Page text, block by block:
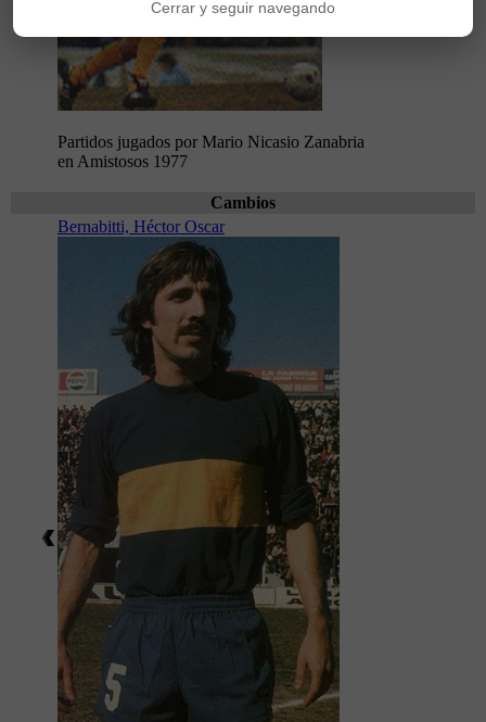
Partidos jugados por Mario Nicasio Zanabria
en Amistosos 1977
Cambios
Bernabitti, Héctor Oscar
Cerrar y seguir navegando